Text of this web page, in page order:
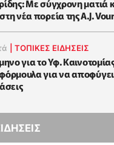
Με σύγχρονη ματιά
νέα πορεία της A.J.
|ΤΟΠΙΚΕΣ ΕΙΔΗΣΕΙΣ
για το Υφ.
για να